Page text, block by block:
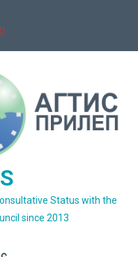
Status with the
since 2013